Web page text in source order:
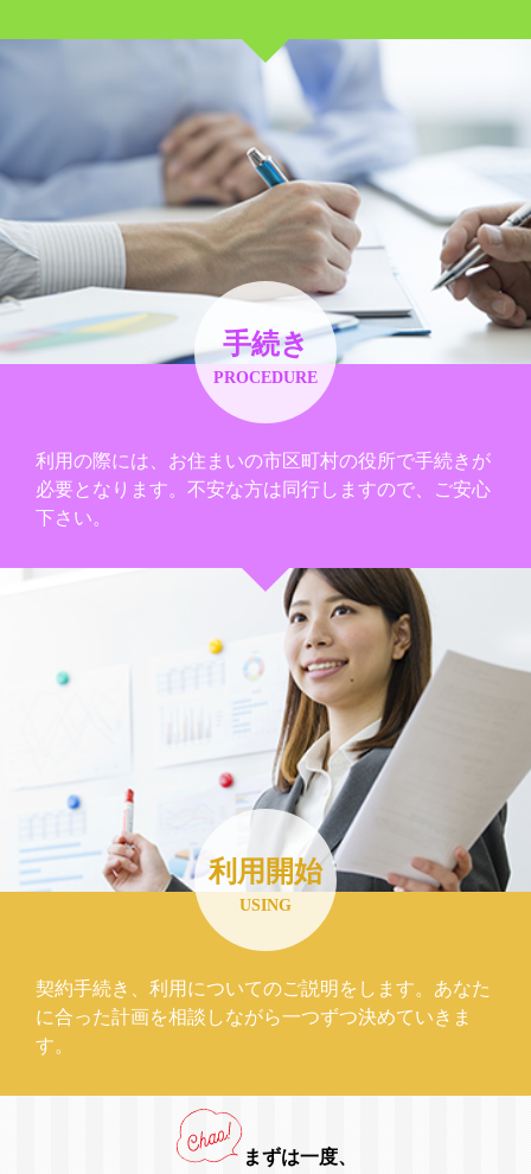
手続き
PROCEDURE
利用の際には、お住まいの市区町村の役所で手続きが
必要となります。不安な方は同行しますので、ご安心
下さい。
利用開始
USING
契約手続き、利用についてのご説明をします。あなた
に合った計画を相談しながら一つずつ決めていきま
す。
まずは一度、